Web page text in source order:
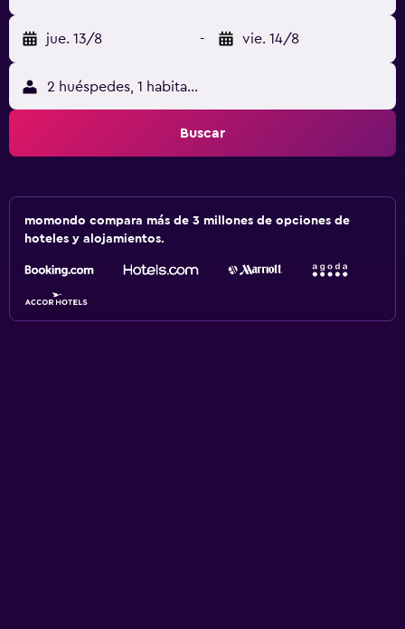
jue. 13/8 - vie. 14/8
2 huéspedes, 1 habitación
Buscar
momondo compara más de 3 millones de opciones de
hoteles y alojamientos.